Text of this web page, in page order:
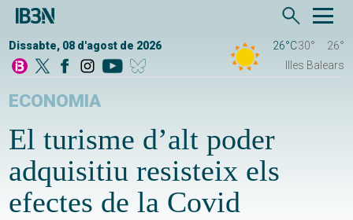
Dissabte, 08 d'agost de 2026 26°C30°
26°
Illes Balears
ECONOMIA
El turisme d’alt poder
adquisitiu resisteix els
efectes de la Covid